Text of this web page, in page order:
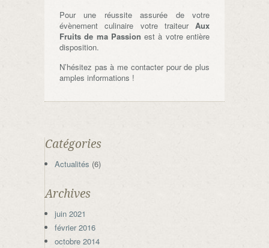
Pour une réussite assurée de votre
évènement culinaire votre traiteur Aux
Fruits de ma Passion est à votre entière
disposition.
N’hésitez pas à me contacter pour de plus
amples informations !
Catégories
Actualités (6)
Archives
juin 2021
février 2016
octobre 2014